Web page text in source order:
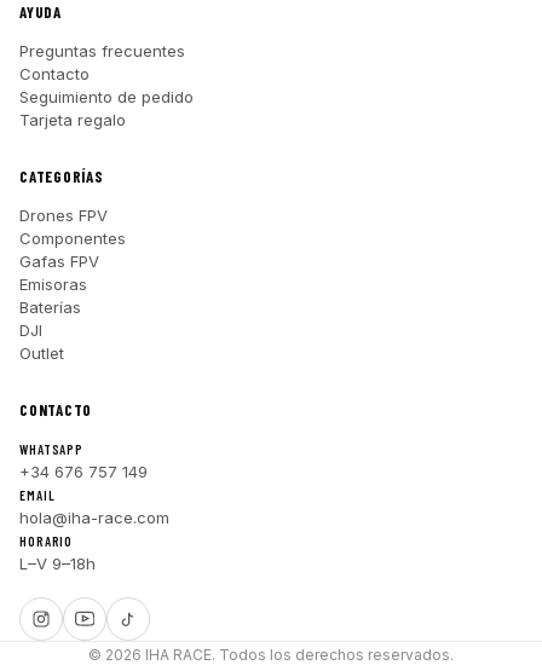
AYUDA
Preguntas frecuentes
Contacto
Seguimiento de pedido
Tarjeta regalo
CATEGORÍAS
Drones FPV
Componentes
Gafas FPV
Emisoras
Baterías
DJI
Outlet
CONTACTO
WHATSAPP
+34 676 757 149
EMAIL
hola@iha-race.com
HORARIO
L–V 9–18h
© 2026 IHA RACE. Todos los derechos reservados.